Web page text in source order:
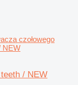
czołowego
NEW
/ NEW